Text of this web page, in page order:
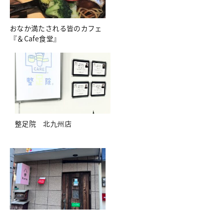
おなか満たされる皆のカフェ
『＆Cafe食堂』
整足院 北九州店